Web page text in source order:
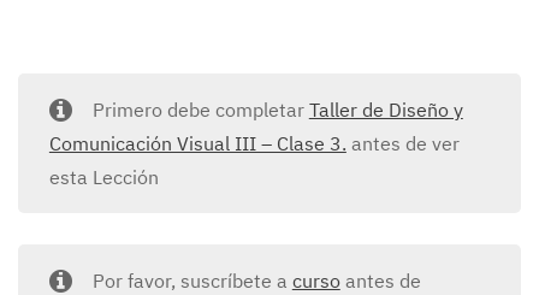
Primero debe completar Taller de Diseño y
Comunicación Visual III – Clase 3. antes de ver
esta Lección
Por favor, suscríbete a cursoantes de